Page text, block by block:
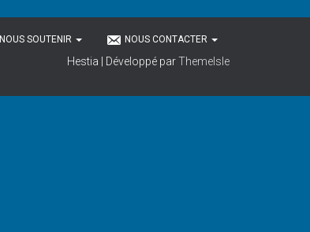
NOUS SOUTENIR NOUS CONTACTER
Hestia | Développé parThemeIsle